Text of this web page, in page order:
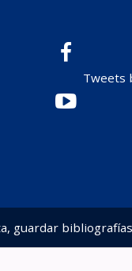
Tweets
guardar